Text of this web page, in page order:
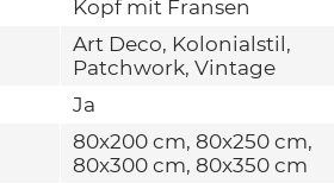
Kopf mit Fransen
Art Deco, Kolonialstil,
Patchwork, Vintage
Ja
80x200 cm, 80x250 cm,
80x300 cm, 80x350 cm